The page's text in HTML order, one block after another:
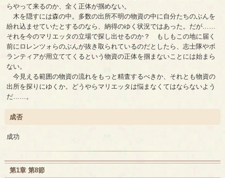
らやって来るのか、全く正体が掴めない。
木を隠すには森の中。多数の出所不明の物資の中に自分たちのぶんを
紛れ込ませていたとするのなら、納得のゆく状況ではあった。だが……
それを今のマリエッタの立場で探し出せるのか？ もしもこの地に届く
前にロレンツォらのぶんが抜き取られているのだとしたら、志士隊やボ
ランティアが用立ててくるという物資の正体を掴まないことには始まら
ない。
今見える範囲の物資の流れをもっと精査するべきか、それとも物資の
出所を探りにゆくか。どうやらマリエッタは悩まなくてはならないよう
だ……。
成否
成功
第1章 第8節